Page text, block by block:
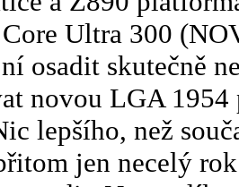
Ultra 300
osadit skutečně
novou LGA 1954
lepšího, než
jen necelý